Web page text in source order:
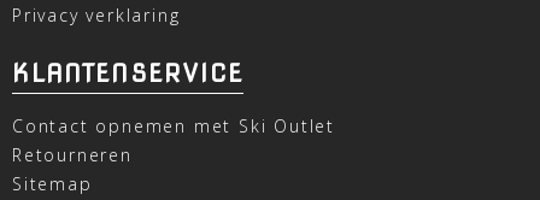
Privacy verklaring
KLANTENSERVICE
Contact opnemen met Ski Outlet
Retourneren
Sitemap